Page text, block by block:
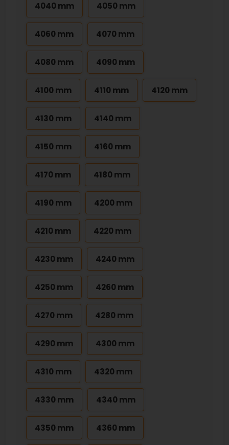
4040 mm 4050 mm
4060 mm 4070 mm
4080 mm 4090 mm
4100 mm 4110 mm 4120 mm
4130 mm 4140 mm
4150 mm 4160 mm
4170 mm 4180 mm
4190 mm 4200 mm
4210 mm 4220 mm
4230 mm 4240 mm
4250 mm 4260 mm
4270 mm 4280 mm
4290 mm 4300 mm
4310 mm 4320 mm
4330 mm 4340 mm
4350 mm 4360 mm